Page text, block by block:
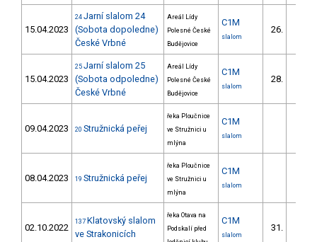
15.04.2023
24 Jarní slalom 24
(Sobota dopoledne)
České Vrbné
Areál Lídy
Polesné České
Budějovice
C1M
slalom
26.
15.04.2023
25 Jarní slalom 25
(Sobota odpoledne)
České Vrbné
Areál Lídy
Polesné České
Budějovice
C1M
slalom
28.
09.04.2023 20 Stružnická peřej
řeka Ploučnice
ve Stružnici u
mlýna
C1M
slalom
08.04.2023 19 Stružnická peřej
řeka Ploučnice
ve Stružnici u
mlýna
C1M
slalom
02.10.2022
137 Klatovský slalom
ve Strakonicích
řeka Otava na
Podskalí před
C1M
slalom
31.